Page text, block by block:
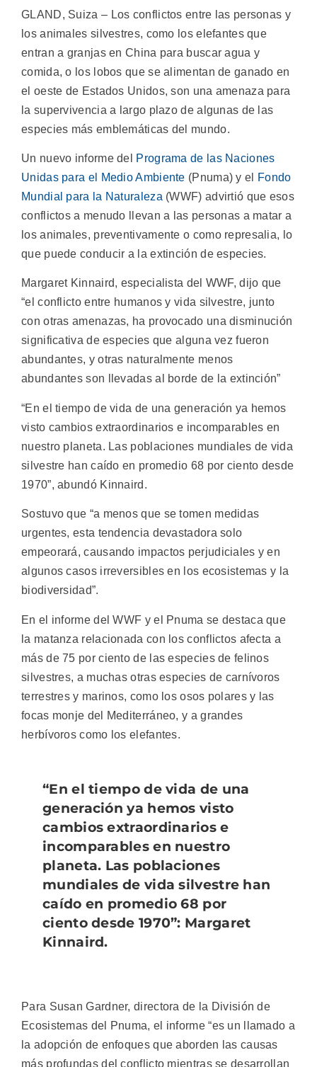
GLAND, Suiza – Los conflictos entre las personas y
los animales silvestres, como los elefantes que
entran a granjas en China para buscar agua y
comida, o los lobos que se alimentan de ganado en
el oeste de Estados Unidos, son una amenaza para
la supervivencia a largo plazo de algunas de las
especies más emblemáticas del mundo.
Un nuevo informe del Programa de las Naciones
Unidas para el Medio Ambiente (Pnuma) y el
Fondo
Mundial para la Naturaleza (WWF) advirtió que esos
conflictos a menudo llevan a las personas a matar a
los animales, preventivamente o como represalia, lo
que puede conducir a la extinción de especies.
Margaret Kinnaird, especialista del WWF, dijo que
“el conflicto entre humanos y vida silvestre, junto
con otras amenazas, ha provocado una disminución
significativa de especies que alguna vez fueron
abundantes, y otras naturalmente menos
abundantes son llevadas al borde de la extinción”
“En el tiempo de vida de una generación ya hemos
visto cambios extraordinarios e incomparables en
nuestro planeta. Las poblaciones mundiales de vida
silvestre han caído en promedio 68 por ciento desde
1970”, abundó Kinnaird.
Sostuvo que “a menos que se tomen medidas
urgentes, esta tendencia devastadora solo
empeorará, causando impactos perjudiciales y en
algunos casos irreversibles en los ecosistemas y la
biodiversidad”.
En el informe del WWF y el Pnuma se destaca que
la matanza relacionada con los conflictos afecta a
más de 75 por ciento de las especies de felinos
silvestres, a muchas otras especies de carnívoros
terrestres y marinos, como los osos polares y las
focas monje del Mediterráneo, y a grandes
herbívoros como los elefantes.
“En el tiempo de vida de una
generación ya hemos visto
cambios extraordinarios e
incomparables en nuestro
planeta. Las poblaciones
mundiales de vida silvestre han
caído en promedio 68 por
ciento desde 1970”: Margaret
Kinnaird.
Para Susan Gardner, directora de la División de
Ecosistemas del Pnuma, el informe “es un llamado a
la adopción de enfoques que aborden las causas
más profundas del conflicto mientras se desarrollan